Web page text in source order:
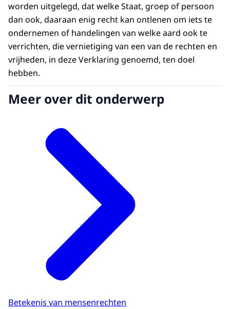
worden uitgelegd, dat welke Staat, groep of persoon
dan ook, daaraan enig recht kan ontlenen om iets te
ondernemen of handelingen van welke aard ook te
verrichten, die vernietiging van een van de rechten en
vrijheden, in deze Verklaring genoemd, ten doel
hebben.
Meer over dit onderwerp
Betekenis van mensenrechten